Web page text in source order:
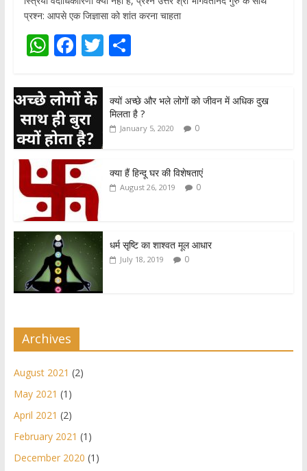
प्रश्न: आपसे एक जिज्ञासा को शांत करना चाहता
W
at
s
A
p
p
F
e
b
o
o
k
T
itt
er
S
ar
e
क्यों अच्छे और भले लोगों को जीवन में अधिक दुख
मिलता है ?
January 5, 2020 0
क्या हैं हिन्दू घर की विशेषताएं
August 26, 2019 0
धर्म सृष्टि का शाश्वत मूल आधार
July 18, 2019 0
Archives
August 2021 (2)
May 2021 (1)
April 2021 (2)
February 2021 (1)
December 2020 (1)